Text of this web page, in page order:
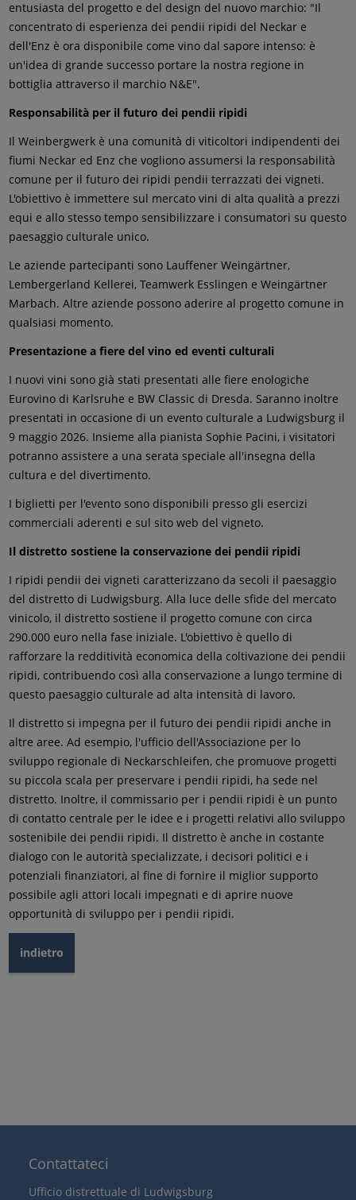
entusiasta del progetto e del design del nuovo marchio: "Il
concentrato di esperienza dei pendii ripidi del Neckar e
dell'Enz è ora disponibile come vino dal sapore intenso: è
un'idea di grande successo portare la nostra regione in
bottiglia attraverso il marchio N&E".
Responsabilità per il futuro dei pendii ripidi
Il Weinbergwerk è una comunità di viticoltori indipendenti dei
fiumi Neckar ed Enz che vogliono assumersi la responsabilità
comune per il futuro dei ripidi pendii terrazzati dei vigneti.
L'obiettivo è immettere sul mercato vini di alta qualità a prezzi
equi e allo stesso tempo sensibilizzare i consumatori su questo
paesaggio culturale unico.
Le aziende partecipanti sono Lauffener Weingärtner,
Lembergerland Kellerei, Teamwerk Esslingen e Weingärtner
Marbach. Altre aziende possono aderire al progetto comune in
qualsiasi momento.
Presentazione a fiere del vino ed eventi culturali
I nuovi vini sono già stati presentati alle fiere enologiche
Eurovino di Karlsruhe e BW Classic di Dresda. Saranno inoltre
presentati in occasione di un evento culturale a Ludwigsburg il
9 maggio 2026. Insieme alla pianista Sophie Pacini, i visitatori
potranno assistere a una serata speciale all'insegna della
cultura e del divertimento.
I biglietti per l'evento sono disponibili presso gli esercizi
commerciali aderenti e sul sito web del vigneto.
Il distretto sostiene la conservazione dei pendii ripidi
I ripidi pendii dei vigneti caratterizzano da secoli il paesaggio
del distretto di Ludwigsburg. Alla luce delle sfide del mercato
vinicolo, il distretto sostiene il progetto comune con circa
290.000 euro nella fase iniziale. L'obiettivo è quello di
rafforzare la redditività economica della coltivazione dei pendii
ripidi, contribuendo così alla conservazione a lungo termine di
questo paesaggio culturale ad alta intensità di lavoro.
Il distretto si impegna per il futuro dei pendii ripidi anche in
altre aree. Ad esempio, l'ufficio dell'Associazione per lo
sviluppo regionale di Neckarschleifen, che promuove progetti
su piccola scala per preservare i pendii ripidi, ha sede nel
distretto. Inoltre, il commissario per i pendii ripidi è un punto
di contatto centrale per le idee e i progetti relativi allo sviluppo
sostenibile dei pendii ripidi. Il distretto è anche in costante
dialogo con le autorità specializzate, i decisori politici e i
potenziali finanziatori, al fine di fornire il miglior supporto
possibile agli attori locali impegnati e di aprire nuove
opportunità di sviluppo per i pendii ripidi.
indietro
Contattateci
Ufficio distrettuale di Ludwigsburg